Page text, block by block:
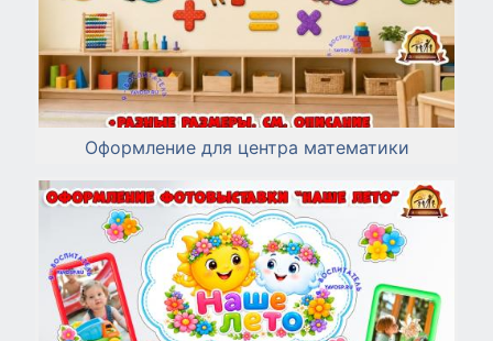
Оформление для центра математики